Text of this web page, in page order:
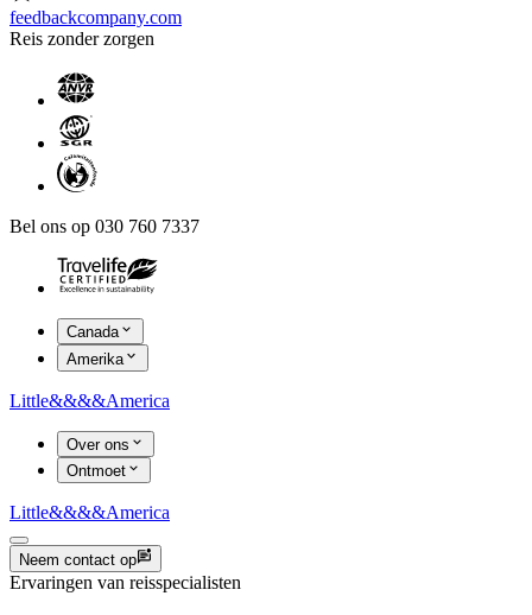
feedbackcompany.com
Reis zonder zorgen
Bel ons op 030 760 7337
Canada
Amerika
Little&&&&America
Over ons
Ontmoet
Little&&&&America
Neem contact op
Ervaringen van reisspecialisten